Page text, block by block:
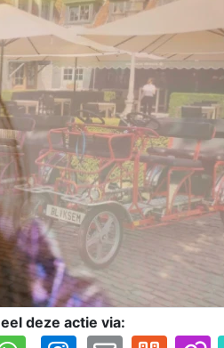
deze actie via: